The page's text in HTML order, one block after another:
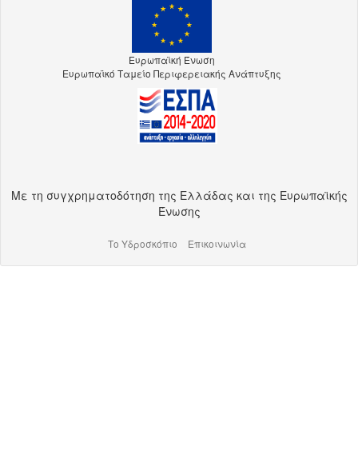
Ευρωπαϊκή Ένωση
Ευρωπαϊκό Ταμείο Περιφερειακής Ανάπτυξης
Με τη συγχρηματοδότηση της Ελλάδας και της Ευρωπαϊκής
Ένωσης
Το Υδροσκόπιο Επικοινωνία